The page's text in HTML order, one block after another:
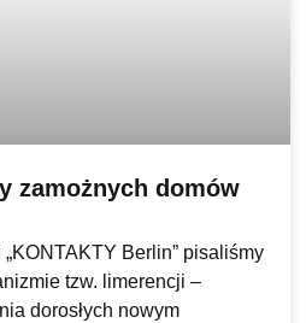
zamożnych domów
Berlin” pisaliśmy
tzw. limerencji –
dorosłych nowym